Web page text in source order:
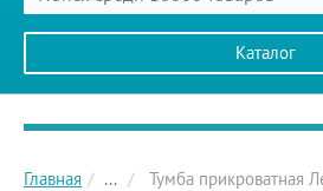
Каталог
Главное меню сайта
Главная ... Тумба прикроватная